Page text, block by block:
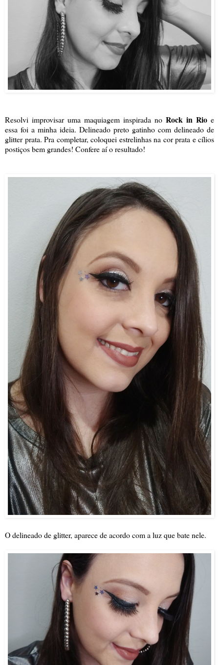
Resolvi improvisar uma maquiagem inspirada no Rock in Rio e
essa foi a minha ideia. Delineado preto gatinho com delineado de
glitter prata. Pra completar, coloquei estrelinhas na cor prata e cílios
postiços bem grandes! Confere aí o resultado!
O delineado de glitter, aparece de acordo com a luz que bate nele.